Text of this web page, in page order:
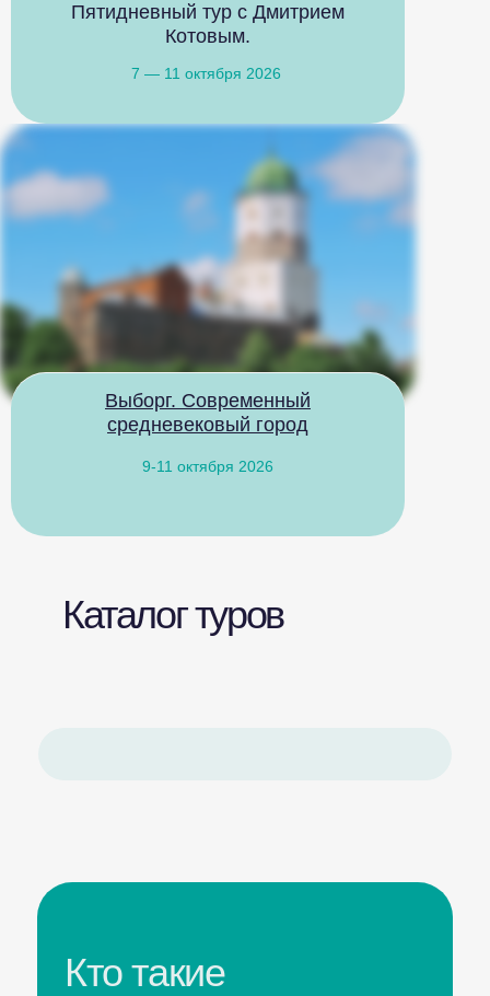
Пятидневный тур с Дмитрием
Котовым.
7 — 11 октября 2026
Выборг. Современный
средневековый город
9-11 октября 2026
Каталог туров
Кто такие
Мы рады
ежедневно с